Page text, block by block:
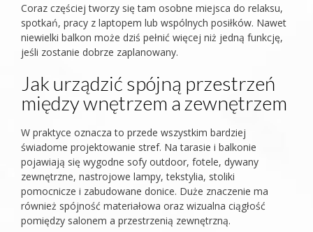
Coraz częściej tworzy się tam osobne miejsca do relaksu,
spotkań, pracy z laptopem lub wspólnych posiłków. Nawet
niewielki balkon może dziś pełnić więcej niż jedną funkcję,
jeśli zostanie dobrze zaplanowany.
Jak urządzić spójną przestrzeń
między wnętrzem a zewnętrzem
W praktyce oznacza to przede wszystkim bardziej
świadome projektowanie stref. Na tarasie i balkonie
pojawiają się wygodne sofy outdoor, fotele, dywany
zewnętrzne, nastrojowe lampy, tekstylia, stoliki
pomocnicze i zabudowane donice. Duże znaczenie ma
również spójność materiałowa oraz wizualna ciągłość
pomiędzy salonem a przestrzenią zewnętrzną.